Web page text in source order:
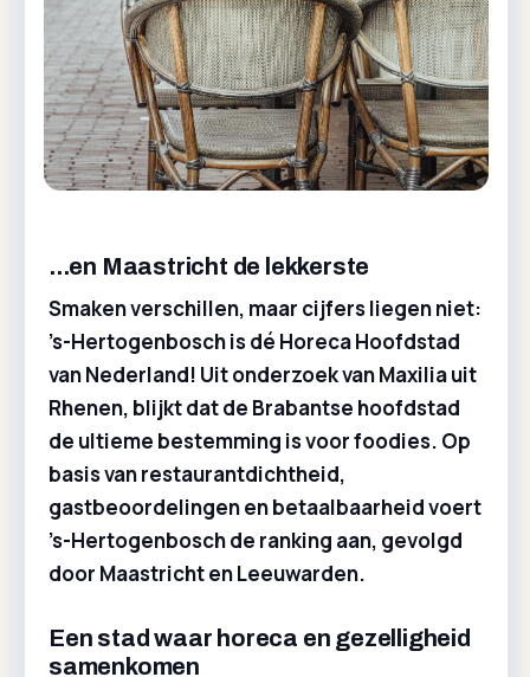
...en Maastricht de lekkerste
Smaken verschillen, maar cijfers liegen niet:
’s-Hertogenbosch is dé Horeca Hoofdstad
van Nederland! Uit onderzoek van Maxilia uit
Rhenen, blijkt dat de Brabantse hoofdstad
de ultieme bestemming is voor foodies. Op
basis van restaurantdichtheid,
gastbeoordelingen en betaalbaarheid voert
’s-Hertogenbosch de ranking aan, gevolgd
door Maastricht en Leeuwarden.
Een stad waar horeca en gezelligheid
samenkomen